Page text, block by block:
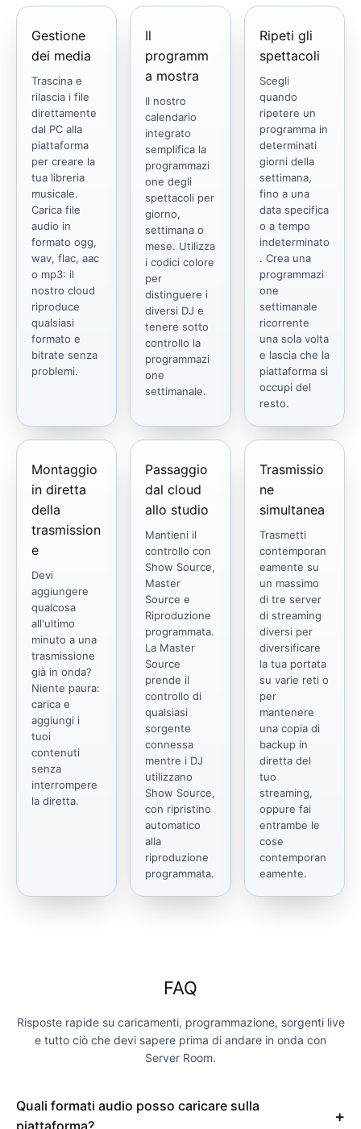
Gestione
dei media
Trascina e
rilascia i file
direttamente
dal PC alla
piattaforma
per creare la
tua libreria
musicale.
Carica file
audio in
formato ogg,
wav, flac, aac
o mp3: il
nostro cloud
riproduce
qualsiasi
formato e
bitrate senza
problemi.
Il
programm
a mostra
Il nostro
calendario
integrato
semplifica la
programmazi
one degli
spettacoli per
giorno,
settimana o
mese. Utilizza
i codici colore
per
distinguere i
diversi DJ e
tenere sotto
controllo la
programmazi
one
settimanale.
Ripeti gli
spettacoli
Scegli
quando
ripetere un
programma in
determinati
giorni della
settimana,
fino a una
data specifica
o a tempo
indeterminato
. Crea una
programmazi
one
settimanale
ricorrente
una sola volta
e lascia che la
piattaforma si
occupi del
resto.
Montaggio
in diretta
della
trasmission
e
Devi
aggiungere
qualcosa
all'ultimo
minuto a una
trasmissione
già in onda?
Niente paura:
carica e
aggiungi i
tuoi
contenuti
senza
interrompere
la diretta.
Passaggio
dal cloud
allo studio
Mantieni il
controllo con
Show Source,
Master
Source e
Riproduzione
programmata.
La Master
Source
prende il
controllo di
qualsiasi
sorgente
connessa
mentre i DJ
utilizzano
Show Source,
con ripristino
automatico
alla
riproduzione
programmata.
Trasmissio
ne
simultanea
Trasmetti
contemporan
eamente su
un massimo
di tre server
di streaming
diversi per
diversificare
la tua portata
su varie reti o
per
mantenere
una copia di
backup in
diretta del
tuo
streaming,
oppure fai
entrambe le
cose
contemporan
eamente.
FAQ
Risposte rapide su caricamenti, programmazione, sorgenti live
e tutto ciò che devi sapere prima di andare in onda con
Server Room.
Quali formati audio posso caricare sulla
piattaforma?